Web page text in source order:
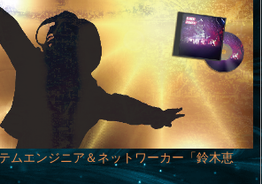
ムエンジニア＆ネットワーカー「鈴木恵